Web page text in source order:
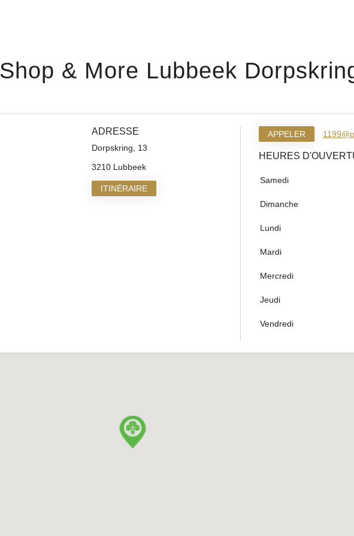
& More Lubbeek
ADRESSE
Dorpskring, 13
3210 Lubbeek
ITINÉRAIRE
APPELER
HEURES
Samedi
Dimanche
Lundi
Mardi
Mercredi
Jeudi
Vendredi